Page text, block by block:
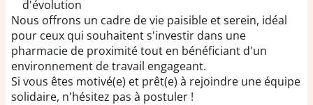
d'évolution
Nous offrons un cadre de vie paisible et serein, idéal
pour ceux qui souhaitent s'investir dans une
pharmacie de proximité tout en bénéficiant d'un
environnement de travail engageant.
Si vous êtes motivé(e) et prêt(e) à rejoindre une équipe
solidaire, n'hésitez pas à postuler !